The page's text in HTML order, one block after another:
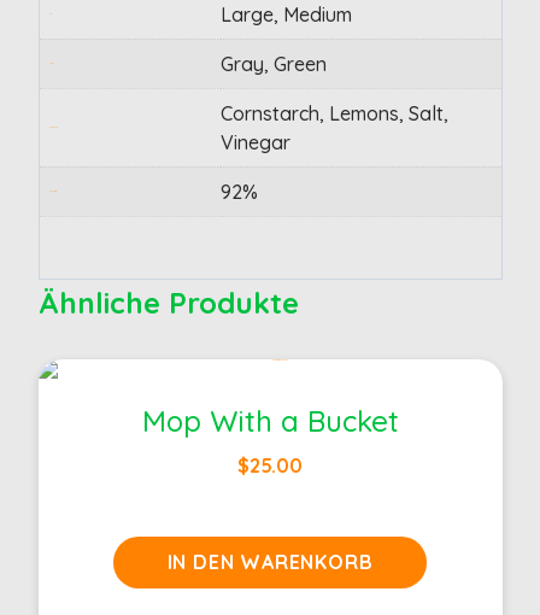
Large, Medium
Gray, Green
Cornstarch, Lemons, Salt,
Vinegar
92%
Ähnliche Produkte
Mop With a Bucket
$25.00
IN DEN WARENKORB